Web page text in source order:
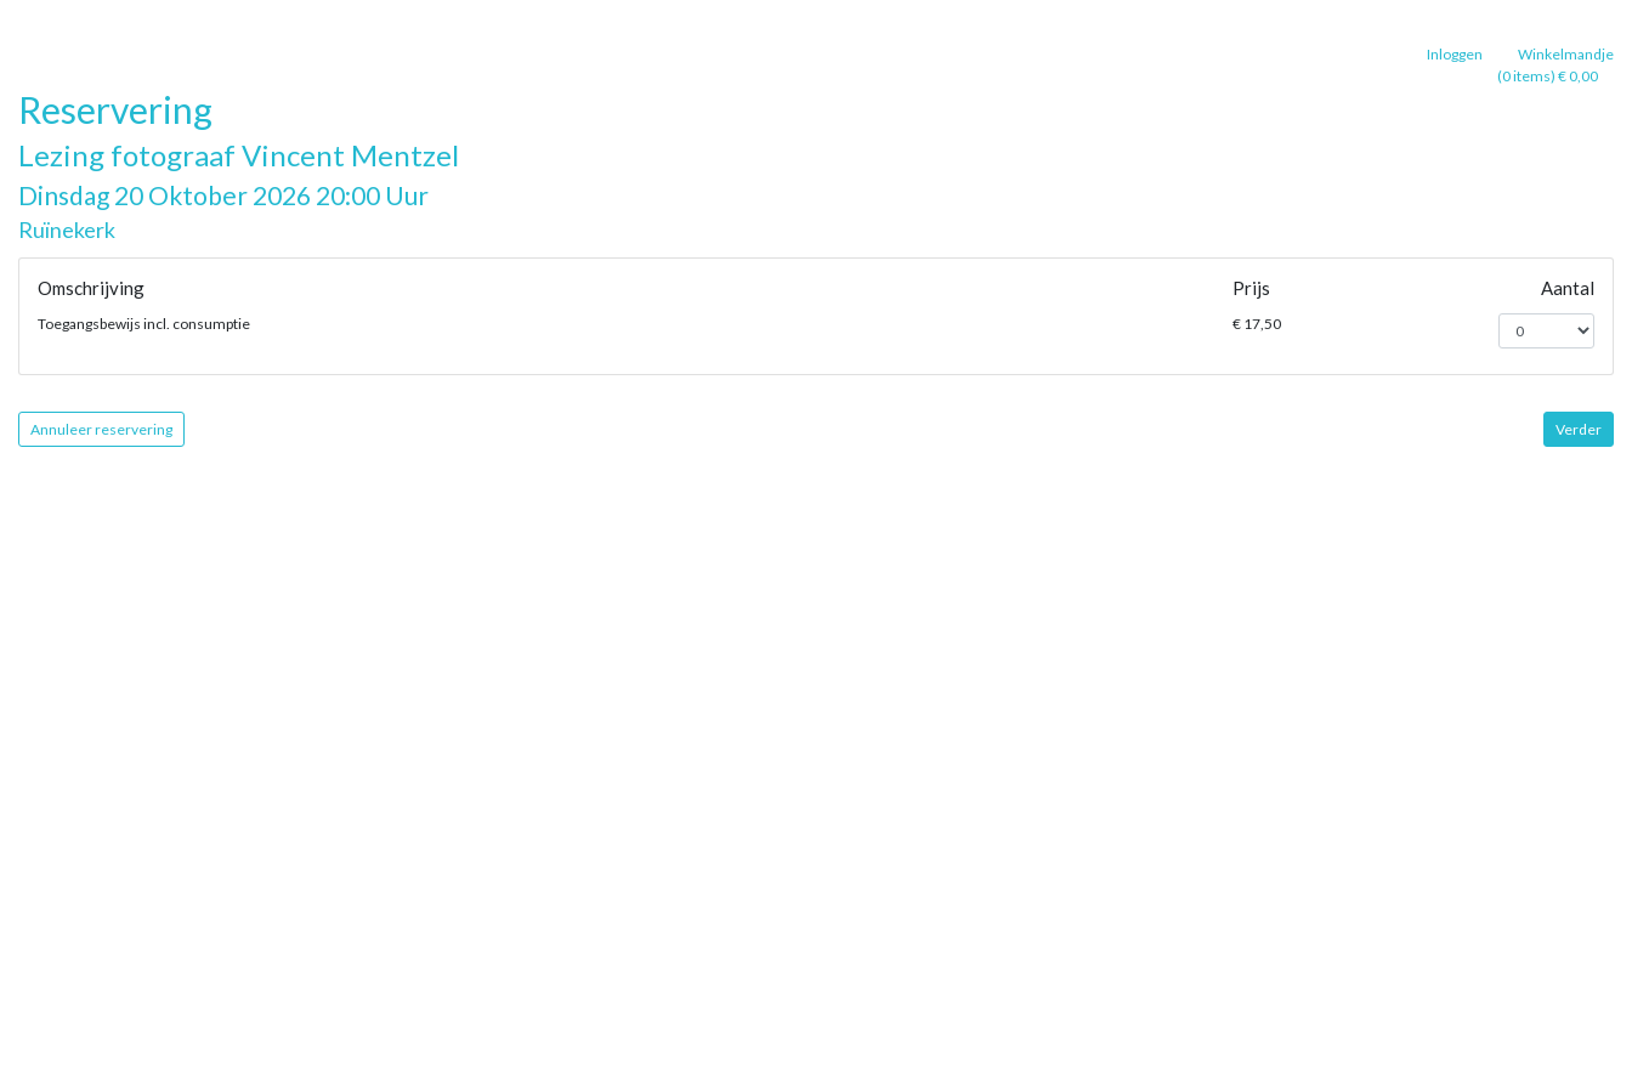
Inloggen
Winkelmandje
(0 items) € 0,00
Reservering
Lezing fotograaf Vincent Mentzel
Dinsdag 20 Oktober 2026 20:00 Uur
Ruïnekerk
Omschrijving Prijs Aantal
Toegangsbewijs incl. consumptie € 17,50
Annuleer reservering Verder